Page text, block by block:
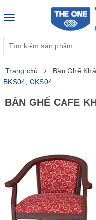
Toggle
Trang chủ Bàn Ghế
BKS04, GKS04
BÀN GHẾ CAFE